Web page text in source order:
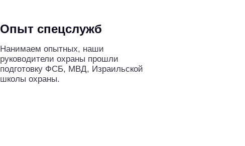
Опыт спецслужб
Нанимаем опытных, наши
руководители охраны прошли
подготовку ФСБ, МВД, Израильской
школы охраны.